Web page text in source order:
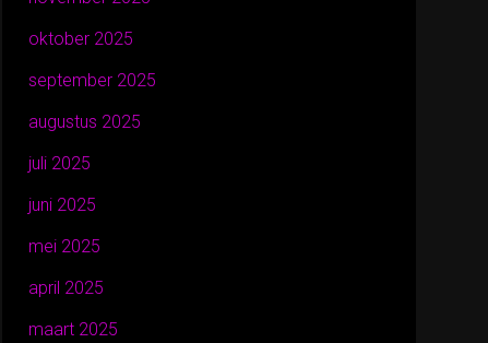
oktober 2025
september 2025
augustus 2025
juli 2025
juni 2025
mei 2025
april 2025
maart 2025